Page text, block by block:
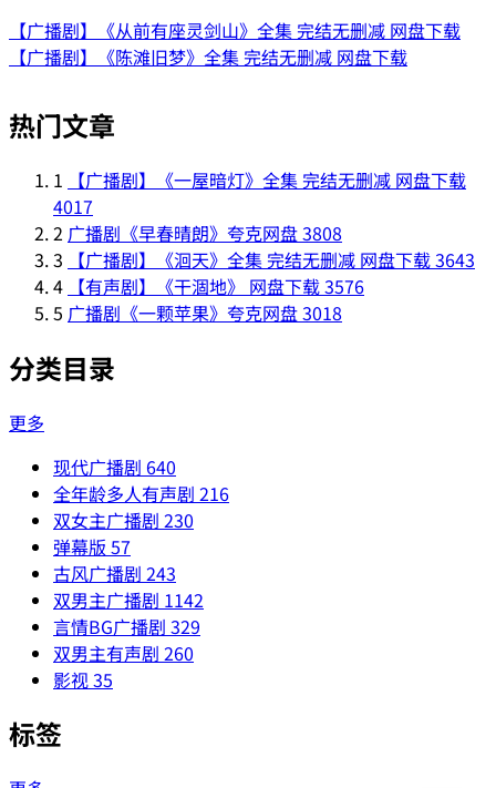
【广播剧】《从前有座灵剑山》全集 完结无删减 网盘下载
【广播剧】《陈滩旧梦》全集 完结无删减 网盘下载
热门文章
1
【广播剧】《一屋暗灯》全集 完结无删减 网盘下载
4017
2 广播剧《早春晴朗》夸克网盘3808
3
【广播剧】《洄天》全集 完结无删减 网盘下载3643
4 【有声剧】《干涸地》 网盘下载3576
5 广播剧《一颗苹果》夸克网盘3018
分类目录
更多
现代广播剧 640
全年龄多人有声剧 216
双女主广播剧 230
弹幕版 57
古风广播剧 243
双男主广播剧 1142
言情BG广播剧 329
双男主有声剧 260
影视35
标签